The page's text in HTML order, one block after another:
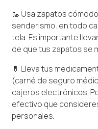
🥾 Usa zapatos
senderismo, en todo
tela. Es importante
de que tus zapatos se
💊 Lleva tus
(carné de seguro
cajeros electrónicos.
efectivo que
personales.